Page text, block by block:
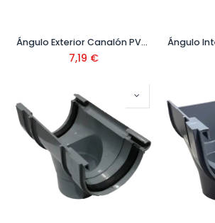
Ángulo Exterior Canalón PVC Gris
7,19 €